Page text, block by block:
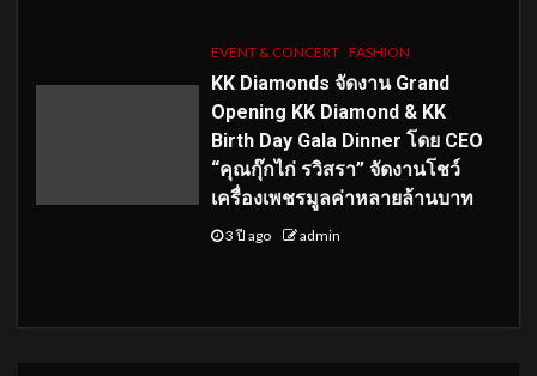
EVENT & CONCERT FASHION
KK Diamonds จัดงาน Grand
Opening KK Diamond & KK
Birth Day Gala Dinner โดย CEO
“คุณกุ๊กไก่ รวิสรา” จัดงานโชว์
เครื่องเพชรมูลค่าหลายล้านบาท
3 ปี ago admin